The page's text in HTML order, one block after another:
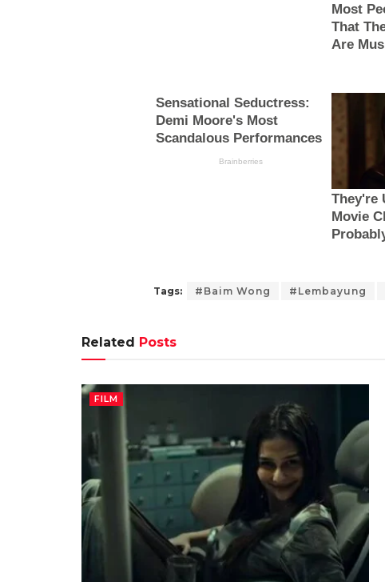
Tags: #Baim Wong #Lembayung
Related Posts
FILM